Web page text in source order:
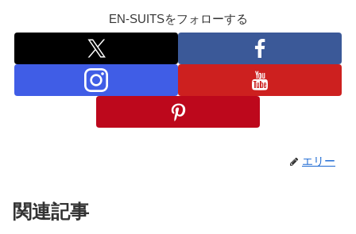
EN-SUITSをフォローする
エリー
関連記事